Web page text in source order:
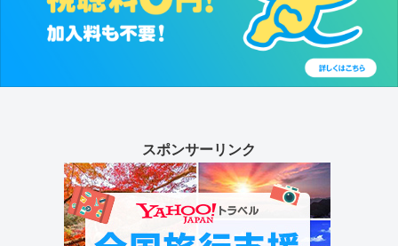
スポンサーリンク